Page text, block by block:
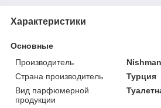
Характеристики
Основные
Производитель
Nishman
Страна производитель
Турция
Вид парфюмерной
продукции